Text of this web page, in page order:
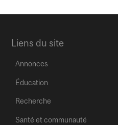
Liens du site
Annonces
Éducation
Recherche
Santé et communauté